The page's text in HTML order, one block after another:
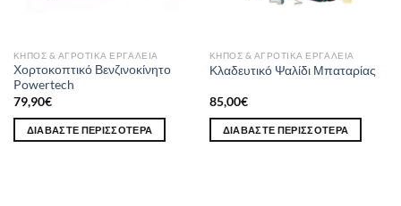
ΚΉΠΟΣ & ΑΓΡΟΤΙΚΆ ΕΡΓΑΛΕΊΑ
Χορτοκοπτικό Βενζινοκίνητο
Powertech
79,90€
ΔΙΑΒΆΣΤΕ ΠΕΡΙΣΣΌΤΕΡΑ
ΚΉΠΟΣ & ΑΓΡΟΤΙΚΆ ΕΡΓΑΛΕΊΑ
Κλαδευτικό Ψαλίδι Μπαταρίας
85,00€
ΔΙΑΒΆΣΤΕ ΠΕΡΙΣΣΌΤΕΡΑ